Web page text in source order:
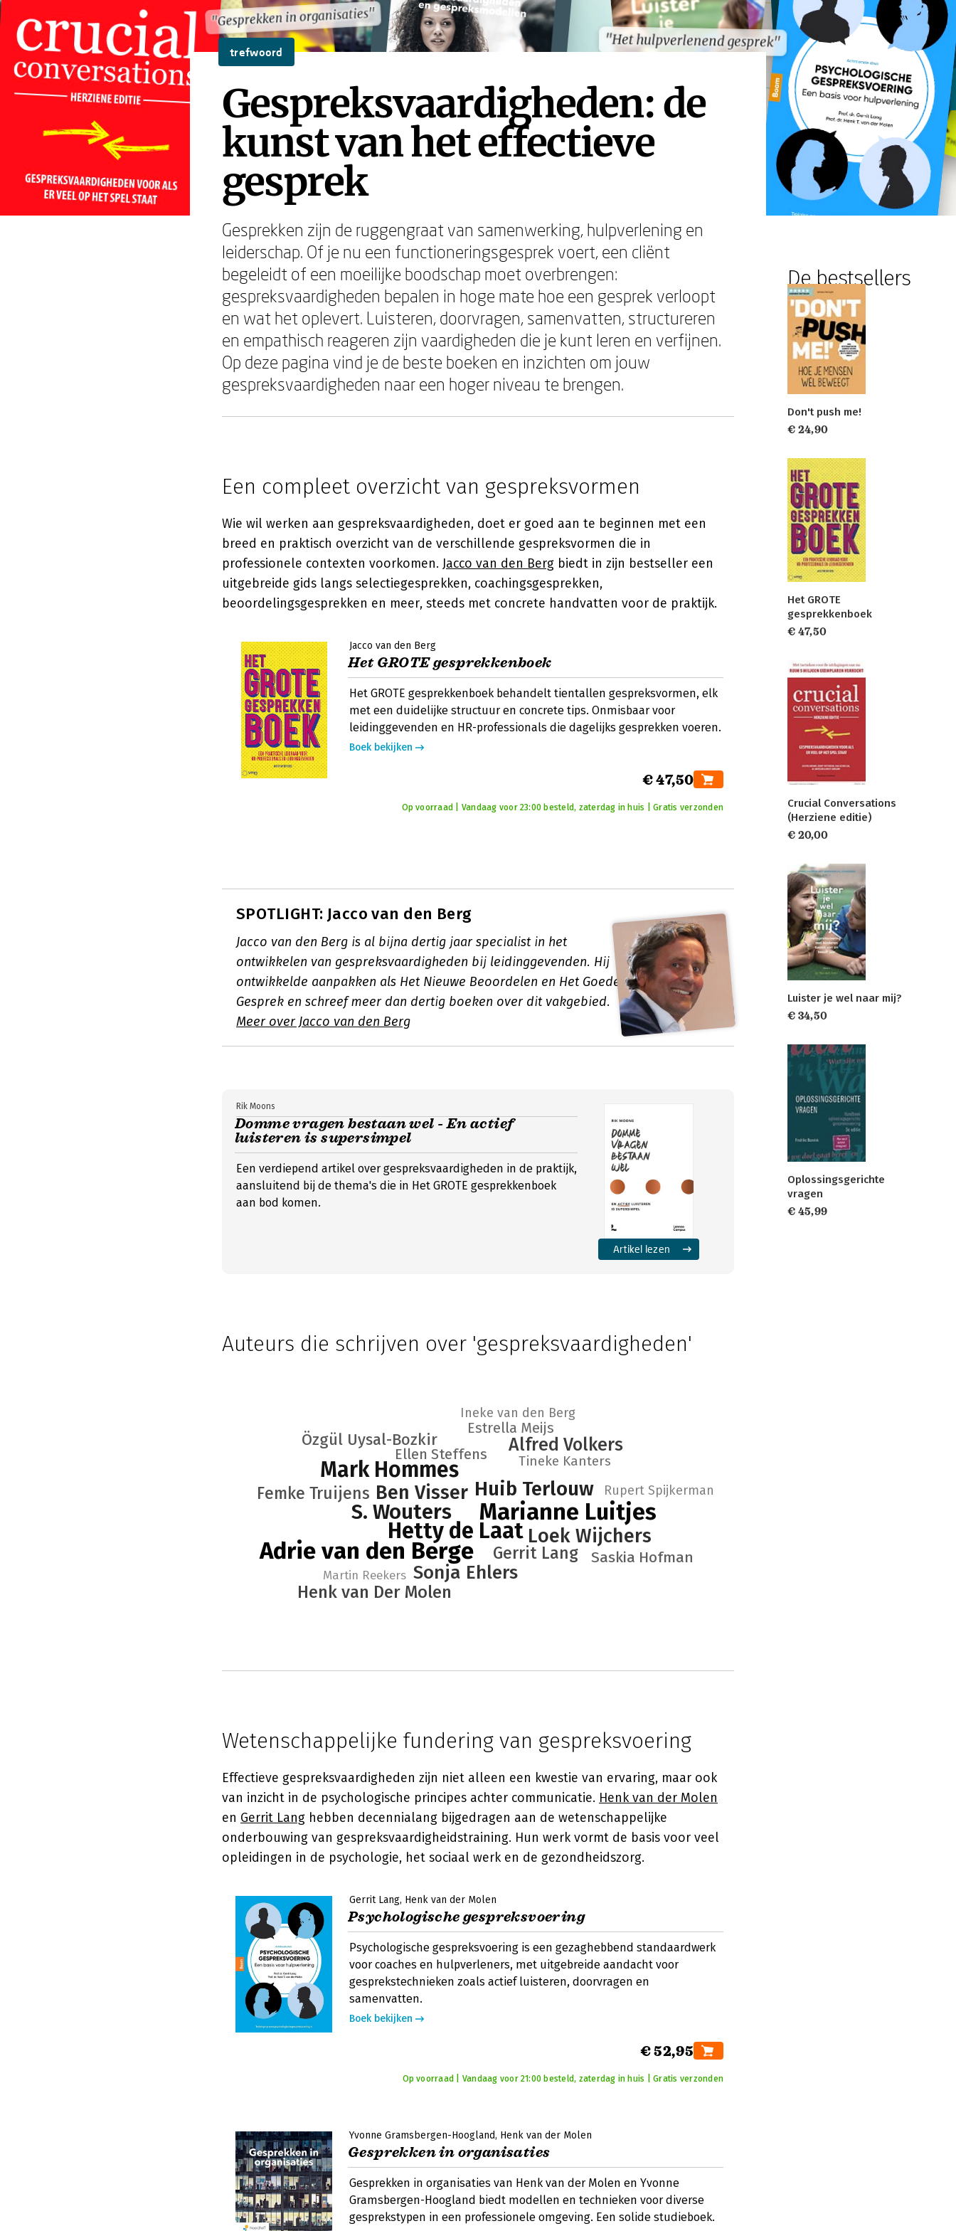
"Gesprekken in organisaties"
"Het hulpverlenend gesprek"
"Gesprekken in organisaties"
"Het hulpverlenend gesprek"
trefwoord
Gespreksvaardigheden: de
kunst van het effectieve
gesprek
Gesprekken zijn de ruggengraat van samenwerking, hulpverlening en
leiderschap. Of je nu een functioneringsgesprek voert, een cliënt
begeleidt of een moeilijke boodschap moet overbrengen:
gespreksvaardigheden bepalen in hoge mate hoe een gesprek verloopt
en wat het oplevert. Luisteren, doorvragen, samenvatten, structureren
en empathisch reageren zijn vaardigheden die je kunt leren en verfijnen.
Op deze pagina vind je de beste boeken en inzichten om jouw
gespreksvaardigheden naar een hoger niveau te brengen.
Een compleet overzicht van gespreksvormen
Wie wil werken aan gespreksvaardigheden, doet er goed aan te beginnen met een
breed en praktisch overzicht van de verschillende gespreksvormen die in
professionele contexten voorkomen. Jacco van den Berg biedt in zijn bestseller een
uitgebreide gids langs selectiegesprekken, coachingsgesprekken,
beoordelingsgesprekken en meer, steeds met concrete handvatten voor de praktijk.
Jacco van den Berg
Het GROTE gesprekkenboek
Het GROTE gesprekkenboek behandelt tientallen gespreksvormen, elk
met een duidelijke structuur en concrete tips. Onmisbaar voor
leidinggevenden en HR-professionals die dagelijks gesprekken voeren.
Boek bekijken
€ 47,50
Op voorraad | Vandaag voor 23:00 besteld, zaterdag in huis | Gratis verzonden
SPOTLIGHT: Jacco van den Berg
Jacco van den Berg is al bijna dertig jaar specialist in het
ontwikkelen van gespreksvaardigheden bij leidinggevenden. Hij
ontwikkelde aanpakken als Het Nieuwe Beoordelen en Het Goede
Gesprek en schreef meer dan dertig boeken over dit vakgebied.
Meer over Jacco van den Berg
Domme vragen bestaan wel - En actief
luisteren is supersimpel
Rik Moons
Een verdiepend artikel over gespreksvaardigheden in de praktijk,
aansluitend bij de thema's die in Het GROTE gesprekkenboek
aan bod komen.
Artikel lezen
Auteurs die schrijven over 'gespreksvaardigheden'
Adrie van den Berge
Marianne Luitjes
Hetty de Laat
Mark Hommes
S. Wouters
Huib Terlouw
Ben Visser
Loek Wijchers
Sonja Ehlers
Alfred Volkers
Henk van Der Molen
Gerrit Lang
Femke Truijens
Özgül Uysal-Bozkir
Saskia Hofman
Ellen Steffens
Estrella Meijs
Tineke Kanters
Ineke van den Berg
Rupert Spijkerman
Martin Reekers
Wetenschappelijke fundering van gespreksvoering
Effectieve gespreksvaardigheden zijn niet alleen een kwestie van ervaring, maar ook
van inzicht in de psychologische principes achter communicatie. Henk van der Molen
en Gerrit Lang hebben decennialang bijgedragen aan de wetenschappelijke
onderbouwing van gespreksvaardigheidstraining. Hun werk vormt de basis voor veel
opleidingen in de psychologie, het sociaal werk en de gezondheidszorg.
Gerrit Lang Henk van der Molen
Psychologische gespreksvoering
Psychologische gespreksvoering is een gezaghebbend standaardwerk
voor coaches en hulpverleners, met uitgebreide aandacht voor
gesprekstechnieken zoals actief luisteren, doorvragen en
samenvatten.
Boek bekijken
€ 52,95
Op voorraad | Vandaag voor 21:00 besteld, zaterdag in huis | Gratis verzonden
Yvonne Gramsbergen-Hoogland Henk van der Molen
Gesprekken in organisaties
Gesprekken in organisaties van Henk van der Molen en Yvonne
Gramsbergen-Hoogland biedt modellen en technieken voor diverse
gesprekstypen in een professionele omgeving. Een solide studieboek.
De bestsellers
Don't push me!
€ 24,90
Het GROTE
gesprekkenboek
€ 47,50
Crucial Conversations
(Herziene editie)
€ 20,00
Luister je wel naar mij?
€ 34,50
Oplossingsgerichte
vragen
€ 45,99